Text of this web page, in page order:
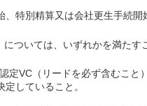
、特別精算又は会社更生手続
ついては、いずれかを満たす
定VC（リードを必ず含むこと
していること。